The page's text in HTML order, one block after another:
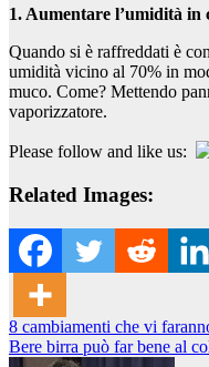
1. Aumentare l’umidità in
Quando si è raffreddati è
umidità vicino al 70% in
muco. Come? Mettendo
vaporizzatore.
Please follow and like us:
Related Images:
Navigazione
articoli
8 cambiamenti che vi
Bere birra può far bene al